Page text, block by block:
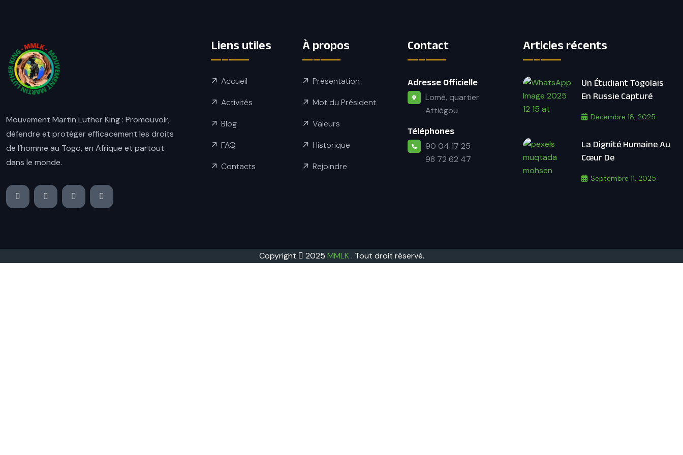
Mouvement Martin Luther King : Promouvoir,
défendre et protéger efficacement les droits
de l’homme au Togo, en Afrique et partout
dans le monde.
Liens utiles
Accueil
Activités
Blog
FAQ
Contacts
À propos
Présentation
Mot du Président
Valeurs
Historique
Rejoindre
Contact
Adresse Officielle
Lomé, quartier
Attiégou
Téléphones
90 04 17 25
98 72 62 47
Articles récents
Un Étudiant Togolais
En Russie Capturé
Décembre 18, 2025
La Dignité Humaine Au
Cœur De
Septembre 11, 2025
Copyright 2025 MMLK. Tout droit réservé.